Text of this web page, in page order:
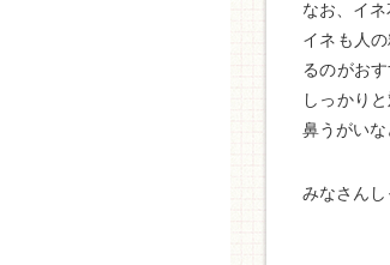
なお、イ
イネも人
るのがお
しっかり
鼻うがいな
みなさんし